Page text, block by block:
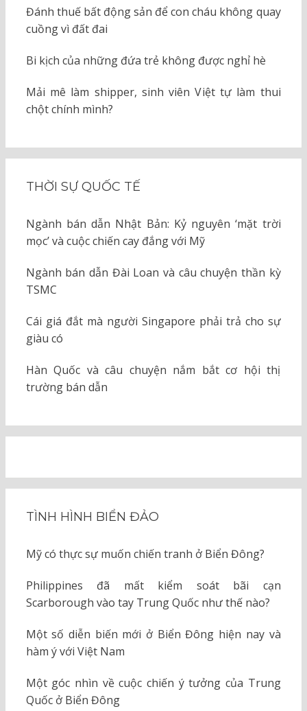
Đánh thuế bất động sản để con cháu không quay
cuồng vì đất đai
Bi kịch của những đứa trẻ không được nghỉ hè
Mải mê làm shipper, sinh viên Việt tự làm thui
chột chính mình?
THỜI SỰ QUỐC TẾ
Ngành bán dẫn Nhật Bản: Kỷ nguyên ‘mặt trời
mọc’ và cuộc chiến cay đắng với Mỹ
Ngành bán dẫn Đài Loan và câu chuyện thần kỳ
TSMC
Cái giá đắt mà người Singapore phải trả cho sự
giàu có
Hàn Quốc và câu chuyện nắm bắt cơ hội thị
trường bán dẫn
TÌNH HÌNH BIỂN ĐẢO
Mỹ có thực sự muốn chiến tranh ở Biển Đông?
Philippines đã mất kiểm soát bãi cạn
Scarborough vào tay Trung Quốc như thế nào?
Một số diễn biến mới ở Biển Đông hiện nay và
hàm ý với Việt Nam
Một góc nhìn về cuộc chiến ý tưởng của Trung
Quốc ở Biển Đông